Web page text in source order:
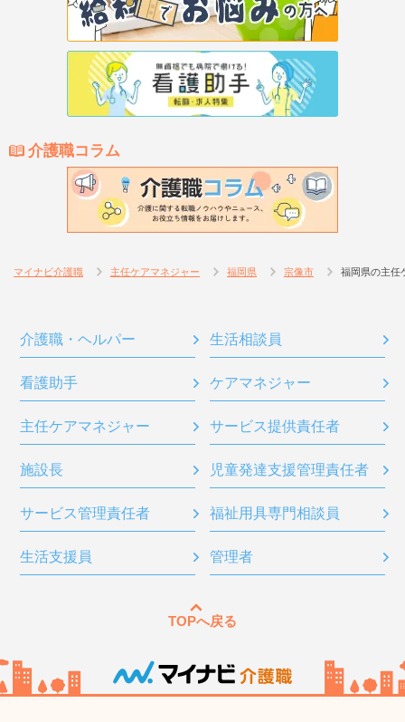
介護職コラム
マイナビ介護職 主任ケアマネジャー 福岡県 宗像市 福岡県の主任
介護職・ヘルパー 生活相談員
看護助手 ケアマネジャー
主任ケアマネジャー サービス提供責任者
施設長 児童発達支援管理責任者
サービス管理責任者 福祉用具専門相談員
生活支援員 管理者
TOPへ戻る